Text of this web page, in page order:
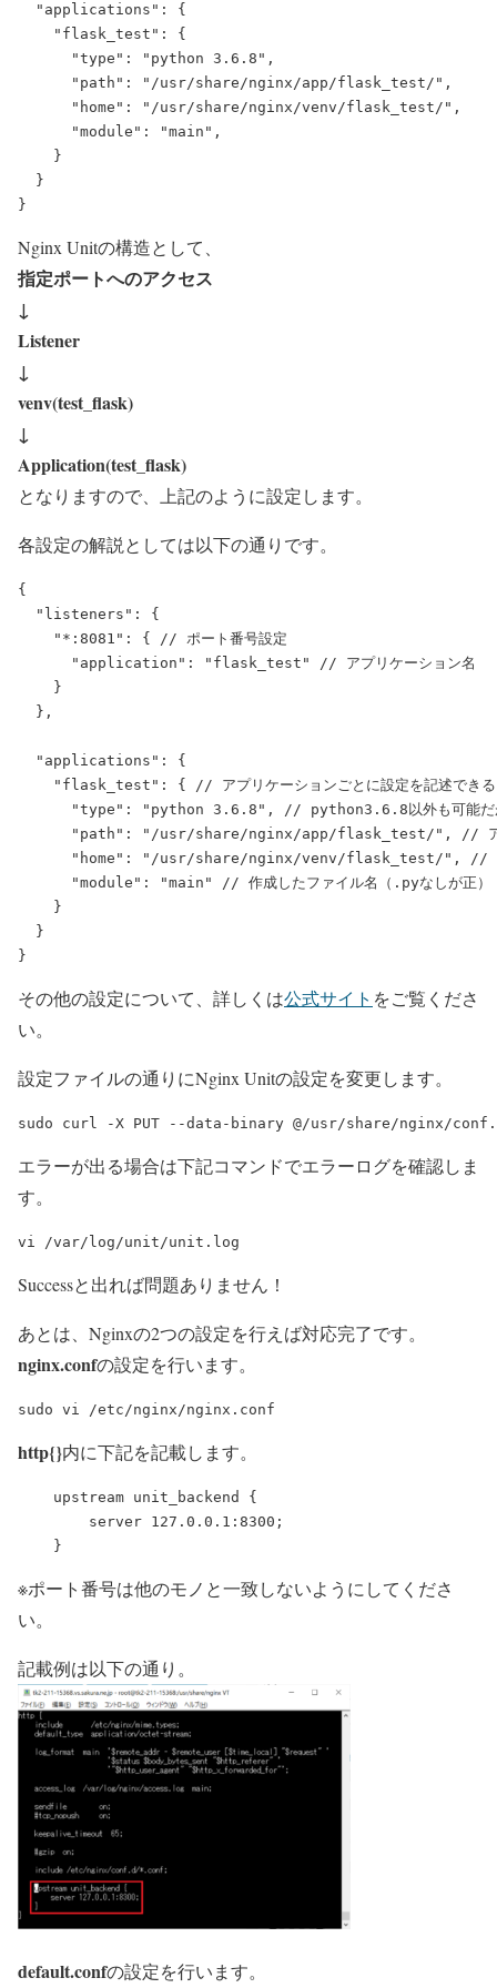
  "applications": {
    "flask_test": {
      "type": "python 3.6.8",
      "path": "/usr/share/nginx/app/flask_test/",
      "home": "/usr/share/nginx/venv/flask_test/",
      "module": "main",
    }
  }
Nginx Unitの構造として、
指定ポートへのアクセス
↓
Listener
↓
venv(test_flask)
↓
Application(test_flask)
となりますので、上記のように設定します。
各設定の解説としては以下の通りです。
{
  "listeners": {
    "*:8081": { // ポート番号設定
      "application": "flask_test" // アプリケーション名
    }
  },
  "applications": {
    "flask_test": { // アプリケーションごとに設定を記述できる
"type": "python 3.6.8", // python3.6.8以外も可能だ
"path": "/usr/share/nginx/app/flask_test/", // ア
"home": "/usr/share/nginx/venv/flask_test/", //
      "module": "main" // 作成したファイル名（.pyなしが正）
    }
  }
その他の設定について、詳しくは公式サイト をご覧くださ
い。
設定ファイルの通りにNginx Unitの設定を変更します。
エラーが出る場合は下記コマンドでエラーログを確認しま
す。
Successと出れば問題ありません！
あとは、Nginxの2つの設定を行えば対応完了です。
nginx.confの設定を行います。
http{}内に下記を記載します。
    upstream unit_backend {
        server 127.0.0.1:8300;
※ポート番号は他のモノと一致しないようにしてくださ
い。
記載例は以下の通り。
default.confの設定を行います。